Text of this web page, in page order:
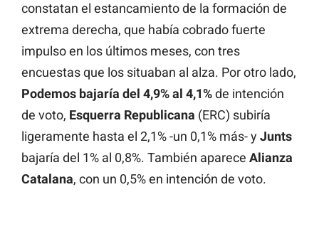
constatan el estancamiento de la formación de
extrema derecha, que había cobrado fuerte
impulso en los últimos meses, con tres
encuestas que los situaban al alza. Por otro lado,
Podemos bajaría del 4,9% al 4,1%de intención
de voto, Esquerra Republicana (ERC) subiría
ligeramente hasta el 2,1% -un 0,1% más- y Junts
bajaría del 1% al 0,8%. También aparece Alianza
Catalana, con un 0,5% en intención de voto.